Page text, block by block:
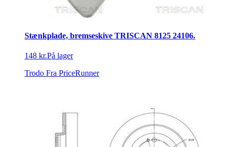
Stænkplade, bremseskive TRISCAN 8125 24106.
148 kr.På lager
Trodo Fra PriceRunner